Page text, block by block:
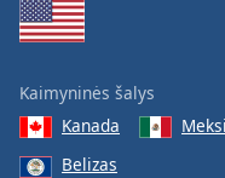
Kaimyninės šalys
Kanada
Belizas